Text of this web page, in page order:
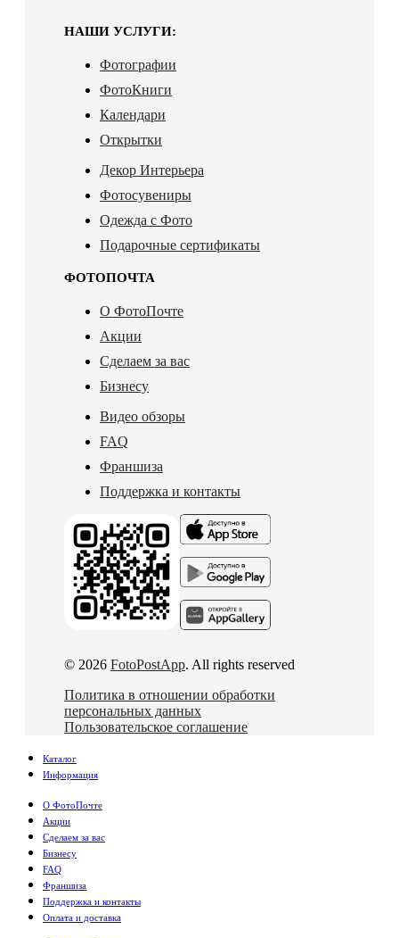
НАШИ УСЛУГИ:
Фотографии
ФотоКниги
Календари
Открытки
Декор Интерьера
Фотосувениры
Одежда с Фото
Подарочные сертификаты
ФОТОПОЧТА
О ФотоПочте
Акции
Сделаем за вас
Бизнесу
Видео обзоры
FAQ
Франшиза
Поддержка и контакты
© 2026 FotoPostApp. All rights reserved
Политика в отношении обработки
персональных данных
Пользовательское соглашение
Каталог
Информация
О ФотоПочте
Акции
Сделаем за вас
Бизнесу
FAQ
Франшиза
Поддержка и контакты
Оплата и доставка